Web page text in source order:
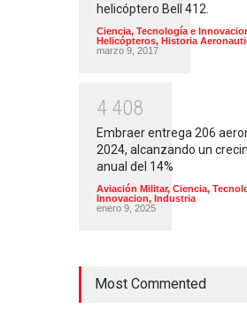
helicóptero Bell 412.
Ciencia, Tecnología e
Helicópteros, Historia
marzo 9, 2017
4 408
Embraer entrega 206
2024, alcanzando un
anual del 14%
Aviación Militar, Ciencia,
Innovacion, Industria
enero 9, 2025
Most Commented